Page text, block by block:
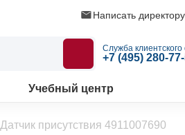
Написать директору
Служба клиентского
+7 (495) 280-
Учебный центр
Датчик присутствия 4911007690